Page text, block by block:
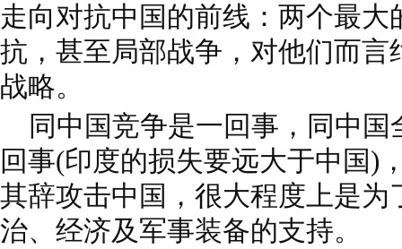
走向对抗中国的前线：两个最
抗，甚至局部战争，对他们而言
战略。
同中国竞争是一回事，同中国
回事(印度的损失要远大于中国)
其辞攻击中国，很大程度上是为
治、经济及军事装备的支持。